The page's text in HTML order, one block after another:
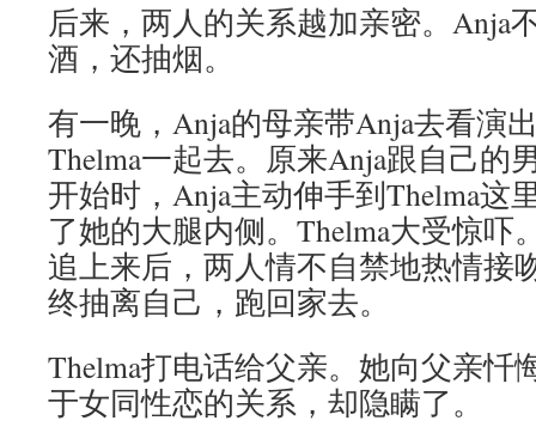
后来，两人的关系越加亲密。Anja
酒，还抽烟。
有一晚，Anja的母亲带Anja去看演
Thelma一起去。原来Anja跟自己的
开始时，Anja主动伸手到Thelma这
了她的大腿内侧。Thelma大受惊吓
追上来后，两人情不自禁地热情接
终抽离自己，跑回家去。
Thelma打电话给父亲。她向父亲忏
于女同性恋的关系，却隐瞒了。